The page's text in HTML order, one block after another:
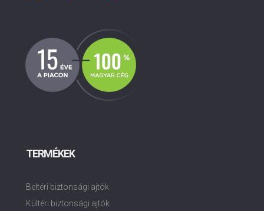
TERMÉKEK
Beltéri biztonsági ajtók
Kültéri biztonsági ajtók